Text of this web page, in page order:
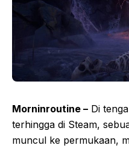
Morninroutine – Di
terhingga di Steam,
muncul ke permukaan,